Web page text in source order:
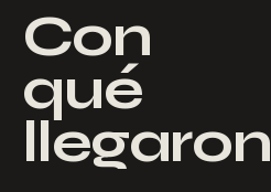
Con
qué
llegaron